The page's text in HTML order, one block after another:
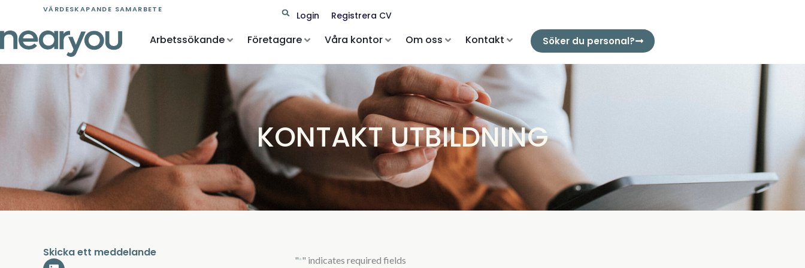
content
VÄRDESKAPANDE SAMARBETE Search
Login Registrera CV
Arbetssökande Företagare Våra kontor Om oss Kontakt Söker du personal?
KONTAKT UTBILDNING
Skicka ett meddelande
L
"*" indicates required fields